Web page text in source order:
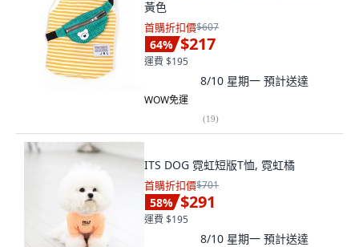
黃色
首購折扣價$607
64% $217
運費 $195
8/10 星期一 預計送達
WOW免運
(19)
ITS DOG 霓虹短版T恤, 霓虹橘
首購折扣價$701
58% $291
運費 $195
8/10 星期一 預計送達